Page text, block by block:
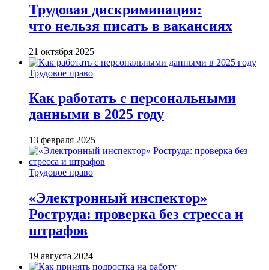
Трудовая дискриминация:
что нельзя писать в вакансиях
21 октября 2025
Трудовое право
Как работать с персональными
данными в 2025 году
13 февраля 2025
Трудовое право
«Электронный инспектор»
Роструда: проверка без стресса и
штрафов
19 августа 2024